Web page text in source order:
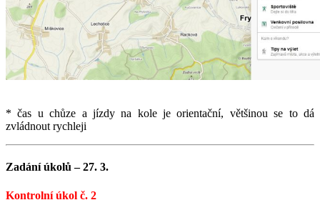
* čas u chůze a jízdy na kole je orientační, většinou se to dá
zvládnout rychleji
Zadání úkolů – 27. 3.
Kontrolní úkol č. 2